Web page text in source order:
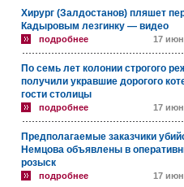
Хирург (Залдостанов) пляшет
Кадыровым лезгинку — видео
подробнее 17
По семь лет колонии строгого
получили укравшие дорогого
гости столицы
подробнее 17
Предполагаемые заказчики
Немцова объявлены в
розыск
подробнее 17